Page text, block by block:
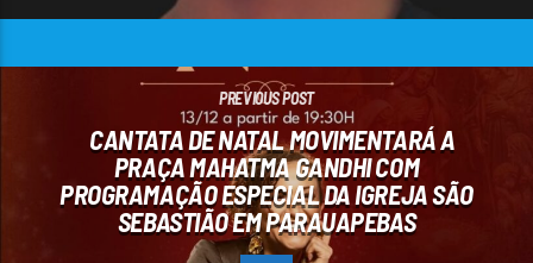
PREVIOUS POST
CANTATA DE NATAL MOVIMENTARÁ A
PRAÇA MAHATMA GANDHI COM
PROGRAMAÇÃO ESPECIAL DA IGREJA SÃO
SEBASTIÃO EM PARAUAPEBAS